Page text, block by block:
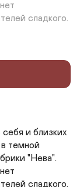
сладкого.
и близких
темной
"Нева".
сладкого.